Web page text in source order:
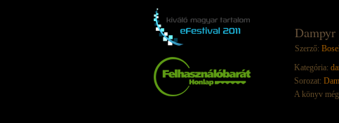
Szerző:
Kategória:
Sorozat:
A könyv